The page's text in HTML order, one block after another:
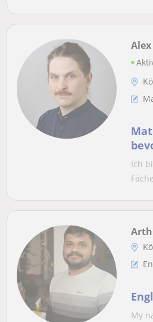
Alex
Ich
Arth
My